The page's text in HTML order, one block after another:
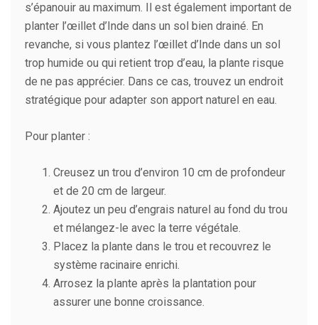
s’épanouir au maximum. Il est également important de
planter l’œillet d’Inde dans un sol bien drainé. En
revanche, si vous plantez l’œillet d’Inde dans un sol
trop humide ou qui retient trop d’eau, la plante risque
de ne pas apprécier. Dans ce cas, trouvez un endroit
stratégique pour adapter son apport naturel en eau.
Pour planter :
Creusez un trou d’environ 10 cm de profondeur
et de 20 cm de largeur.
Ajoutez un peu d’engrais naturel au fond du trou
et mélangez-le avec la terre végétale.
Placez la plante dans le trou et recouvrez le
système racinaire enrichi.
Arrosez la plante après la plantation pour
assurer une bonne croissance.